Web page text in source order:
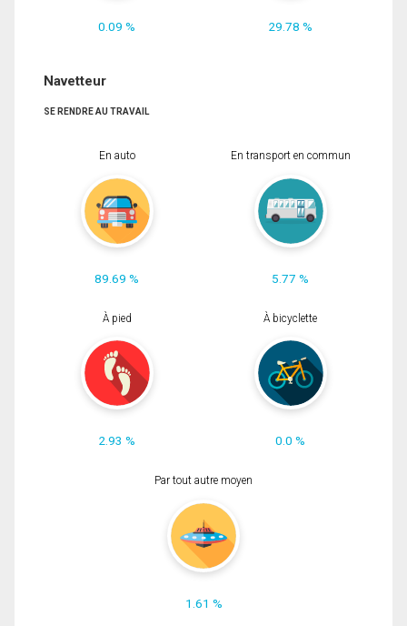
0.09 % 29.78 %
Navetteur
SE RENDRE AU TRAVAIL
En auto
89.69 %
En transport en commun
5.77 %
À pied
2.93 %
À bicyclette
0.0 %
Par tout autre moyen
1.61 %